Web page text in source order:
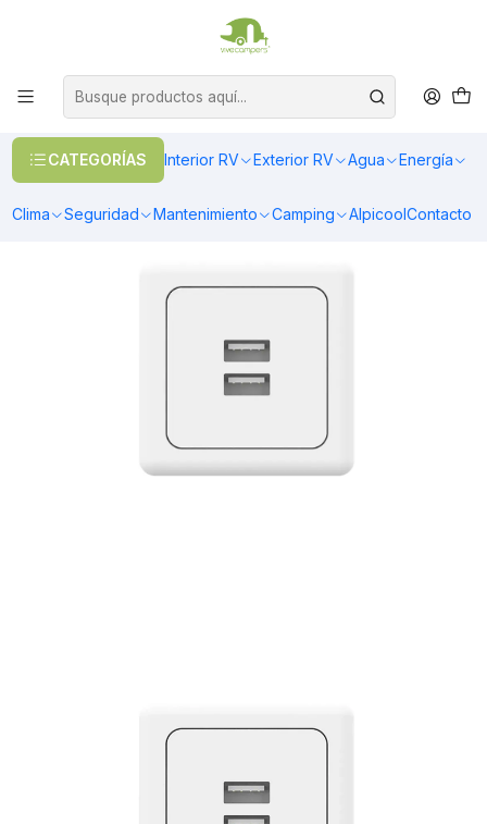
CATEGORÍAS Interior RV Exterior RV Agua Energía
Clima Seguridad Mantenimiento Camping AlpicoolContacto
OFERTAS EN CALEFACCIÓN DIESEL
Enchufe doble USB de bajo perfil blanco 5V 3A